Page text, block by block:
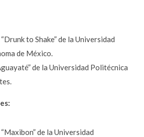
to Shake” de la Universidad
de México.
de la Universidad Politécnica
de la Universidad